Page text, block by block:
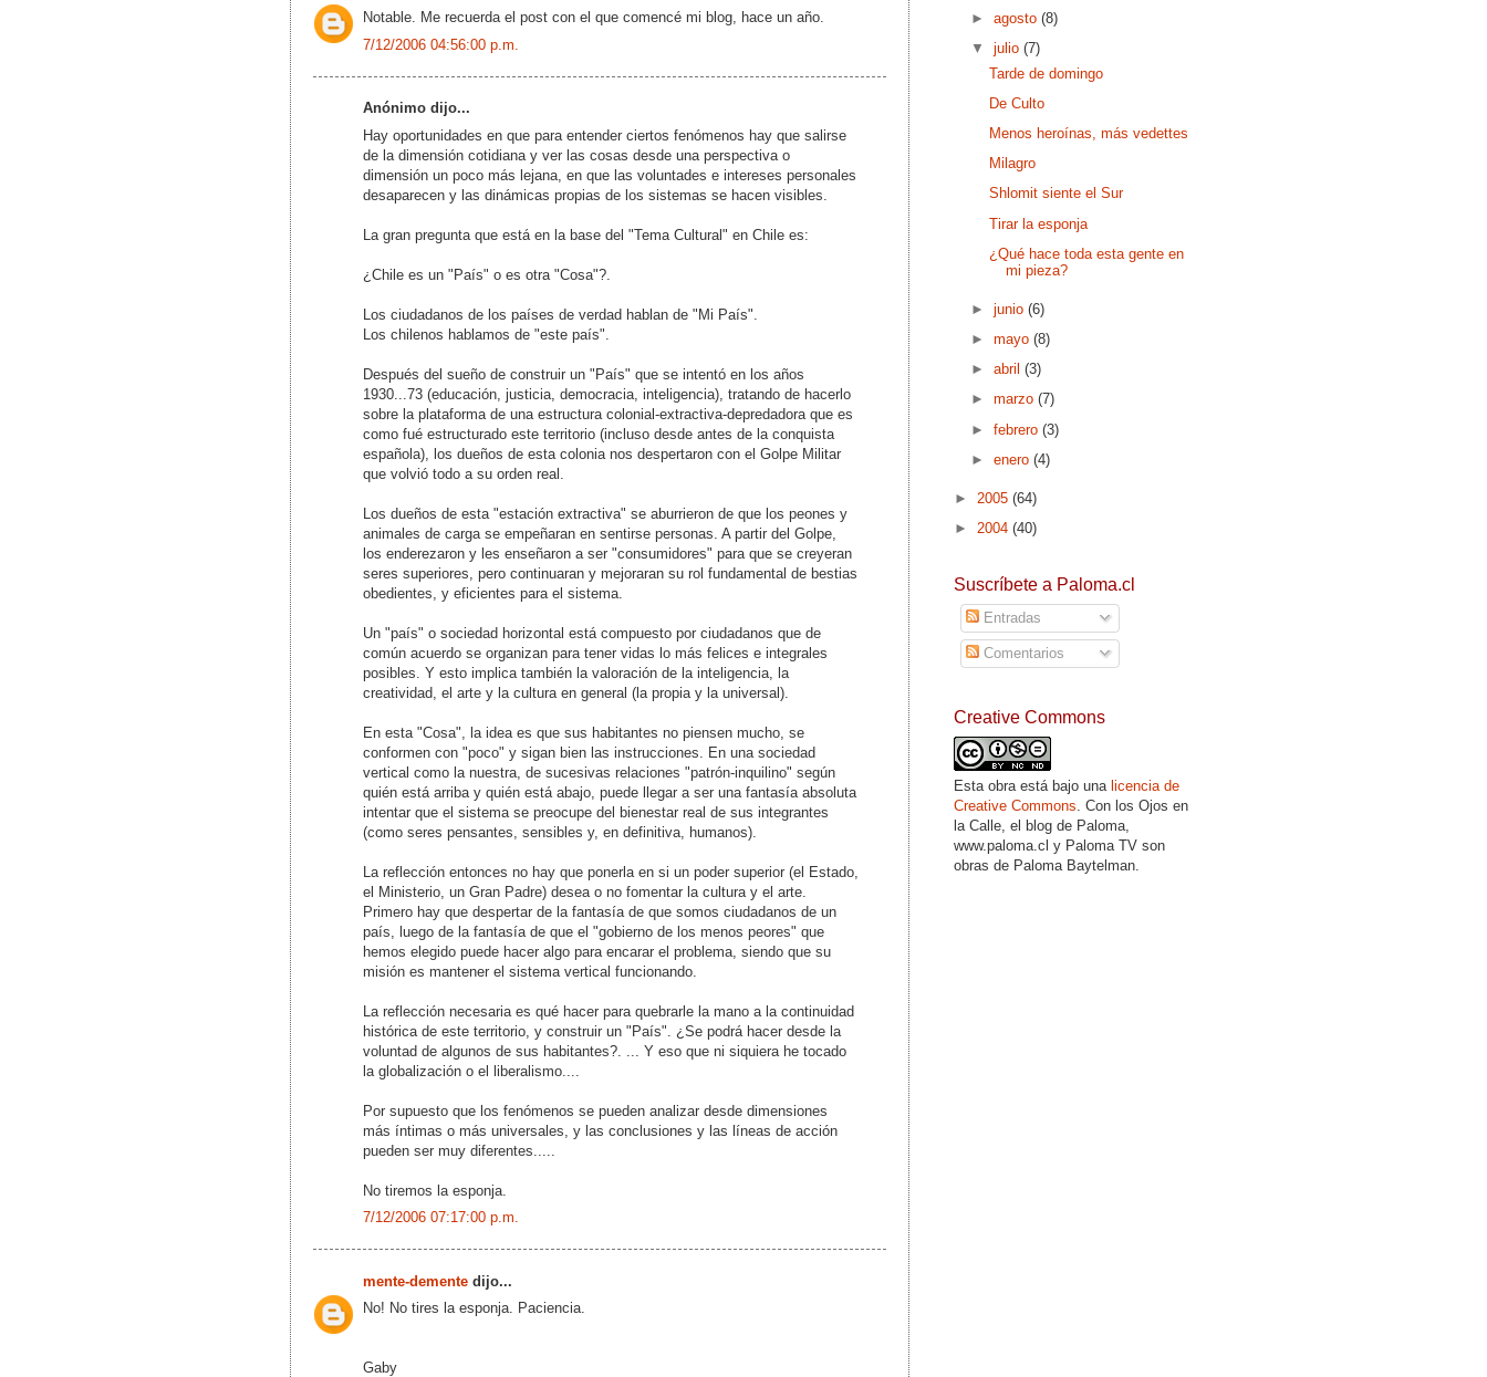
Notable. Me recuerda el post con el que comencé mi blog, hace un año.
7/12/2006 04:56:00 p.m.
Anónimo dijo...
Hay oportunidades en que para entender ciertos fenómenos hay que salirse
de la dimensión cotidiana y ver las cosas desde una perspectiva o
dimensión un poco más lejana, en que las voluntades e intereses personales
desaparecen y las dinámicas propias de los sistemas se hacen visibles.
La gran pregunta que está en la base del "Tema Cultural" en Chile es:
¿Chile es un "País" o es otra "Cosa"?.
Los ciudadanos de los países de verdad hablan de "Mi País".
Los chilenos hablamos de "este país".
Después del sueño de construir un "País" que se intentó en los años
1930...73 (educación, justicia, democracia, inteligencia), tratando de hacerlo
sobre la plataforma de una estructura colonial-extractiva-depredadora que es
como fué estructurado este territorio (incluso desde antes de la conquista
española), los dueños de esta colonia nos despertaron con el Golpe Militar
que volvió todo a su orden real.
Los dueños de esta "estación extractiva" se aburrieron de que los peones y
animales de carga se empeñaran en sentirse personas. A partir del Golpe,
los enderezaron y les enseñaron a ser "consumidores" para que se creyeran
seres superiores, pero continuaran y mejoraran su rol fundamental de bestias
obedientes, y eficientes para el sistema.
Un "país" o sociedad horizontal está compuesto por ciudadanos que de
común acuerdo se organizan para tener vidas lo más felices e integrales
posibles. Y esto implica también la valoración de la inteligencia, la
creatividad, el arte y la cultura en general (la propia y la universal).
En esta "Cosa", la idea es que sus habitantes no piensen mucho, se
conformen con "poco" y sigan bien las instrucciones. En una sociedad
vertical como la nuestra, de sucesivas relaciones "patrón-inquilino" según
quién está arriba y quién está abajo, puede llegar a ser una fantasía absoluta
intentar que el sistema se preocupe del bienestar real de sus integrantes
(como seres pensantes, sensibles y, en definitiva, humanos).
La reflección entonces no hay que ponerla en si un poder superior (el Estado,
el Ministerio, un Gran Padre) desea o no fomentar la cultura y el arte.
Primero hay que despertar de la fantasía de que somos ciudadanos de un
país, luego de la fantasía de que el "gobierno de los menos peores" que
hemos elegido puede hacer algo para encarar el problema, siendo que su
misión es mantener el sistema vertical funcionando.
La reflección necesaria es qué hacer para quebrarle la mano a la continuidad
histórica de este territorio, y construir un "País". ¿Se podrá hacer desde la
voluntad de algunos de sus habitantes?. ... Y eso que ni siquiera he tocado
la globalización o el liberalismo....
Por supuesto que los fenómenos se pueden analizar desde dimensiones
más íntimas o más universales, y las conclusiones y las líneas de acción
pueden ser muy diferentes.....
No tiremos la esponja.
7/12/2006 07:17:00 p.m.
mente-demente dijo...
No! No tires la esponja. Paciencia.
Gaby
►agosto(8)
▼julio(7)
Tarde de domingo
De Culto
Menos heroínas, más vedettes
Milagro
Shlomit siente el Sur
Tirar la esponja
¿Qué hace toda esta gente en
mi pieza?
►junio(6)
►mayo(8)
►abril(3)
►marzo(7)
►febrero(3)
►enero(4)
► 2005 (64)
► 2004 (40)
Suscríbete a Paloma.cl
Entradas
Comentarios
Creative Commons
Esta obra está bajo una licencia de
Creative Commons. Con los Ojos en
la Calle, el blog de Paloma,
www.paloma.cl y Paloma TV son
obras de Paloma Baytelman.